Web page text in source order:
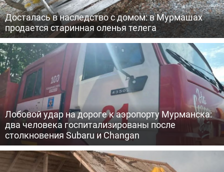
Досталась в наследство с домом: в Мурмашах
продается старинная оленья телега
Лобовой удар на дороге к аэропорту Мурманска:
два человека госпитализированы после
столкновения Subaru и Changan